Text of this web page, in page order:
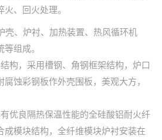
、回火处理。
、炉衬、加热装置、热风循环机
组成。
构，采用槽钢、角钢框架结构，炉口
蚀彩钢板作外壳围板，美观大方，
优良隔热保温性能的全硅酸铝耐火纤
成模块结构，全纤维模块炉衬安装在